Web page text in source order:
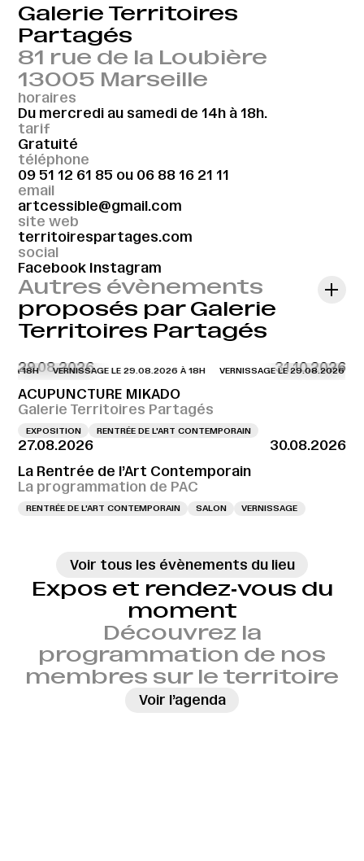
Galerie Territoires
Partagés
81 rue de la Loubière
13005 Marseille
horaires
Du mercredi au samedi de 14h à 18h.
tarif
Gratuité
téléphone
09 51 12 61 85 ou 06 88 16 21 11
email
artcessible@gmail.com
site web
territoirespartages.com
social
Facebook Instagram
Autres évènements
proposés par Galerie
Territoires Partagés
29.08.2026 31.10.2026
À 18H VERNISSAGE LE 29.08.2026 À 18H VERNISSAGE LE 29.08.2026 À
ACUPUNCTURE MIKADO
Galerie Territoires Partagés
EXPOSITION RENTRÉE DE L'ART CONTEMPORAIN
27.08.2026
30.08.2026
La Rentrée de l’Art Contemporain
La programmation de PAC
RENTRÉE DE L'ART CONTEMPORAIN SALON VERNISSAGE
Voir tous les évènements du lieu
Expos et rendez‑vous du
moment
Découvrez la
programmation de nos
membres sur le territoire
Voir l’agenda